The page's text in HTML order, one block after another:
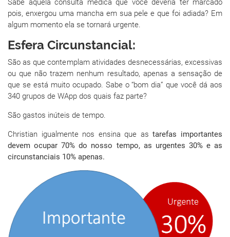
Sabe aquela consulta médica que você deveria ter marcado
pois, enxergou uma mancha em sua pele e que foi adiada? Em
algum momento ela se tornará urgente.
Esfera Circunstancial:
São as que contemplam atividades desnecessárias, excessivas
ou que não trazem nenhum resultado, apenas a sensação de
que se está muito ocupado. Sabe o “bom dia” que você dá aos
340 grupos de WApp dos quais faz parte?
São gastos inúteis de tempo.
Christian igualmente nos ensina que astarefas importantes
devem ocupar 70% do nosso tempo, as urgentes 30% e as
circunstanciais 10% apenas.